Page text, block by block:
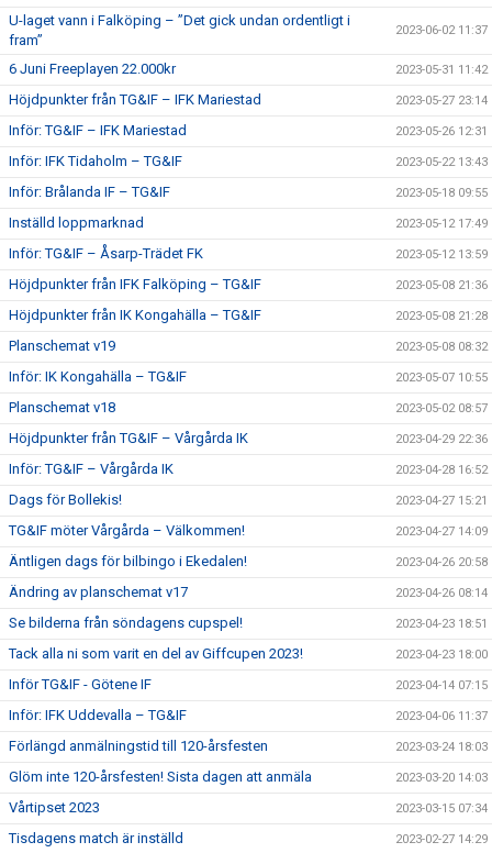
U-laget vann i Falköping – ”Det gick undan ordentligt i
fram”
2023-06-02 11:37
6 Juni Freeplayen 22.000kr 2023-05-31 11:42
Höjdpunkter från TG&IF – IFK Mariestad 2023-05-27 23:14
Inför: TG&IF – IFK Mariestad 2023-05-26 12:31
Inför: IFK Tidaholm – TG&IF 2023-05-22 13:43
Inför: Brålanda IF – TG&IF 2023-05-18 09:55
Inställd loppmarknad 2023-05-12 17:49
Inför: TG&IF – Åsarp-Trädet FK 2023-05-12 13:59
Höjdpunkter från IFK Falköping – TG&IF 2023-05-08 21:36
Höjdpunkter från IK Kongahälla – TG&IF 2023-05-08 21:28
Planschemat v19 2023-05-08 08:32
Inför: IK Kongahälla – TG&IF 2023-05-07 10:55
Planschemat v18 2023-05-02 08:57
Höjdpunkter från TG&IF – Vårgårda IK 2023-04-29 22:36
Inför: TG&IF – Vårgårda IK 2023-04-28 16:52
Dags för Bollekis! 2023-04-27 15:21
TG&IF möter Vårgårda – Välkommen! 2023-04-27 14:09
Äntligen dags för bilbingo i Ekedalen! 2023-04-26 20:58
Ändring av planschemat v17 2023-04-26 08:14
Se bilderna från söndagens cupspel! 2023-04-23 18:51
Tack alla ni som varit en del av Giffcupen 2023! 2023-04-23 18:00
Inför TG&IF - Götene IF 2023-04-14 07:15
Inför: IFK Uddevalla – TG&IF 2023-04-06 11:37
Förlängd anmälningstid till 120-årsfesten 2023-03-24 18:03
Glöm inte 120-årsfesten! Sista dagen att anmäla 2023-03-20 14:03
Vårtipset 2023 2023-03-15 07:34
Tisdagens match är inställd 2023-02-27 14:29